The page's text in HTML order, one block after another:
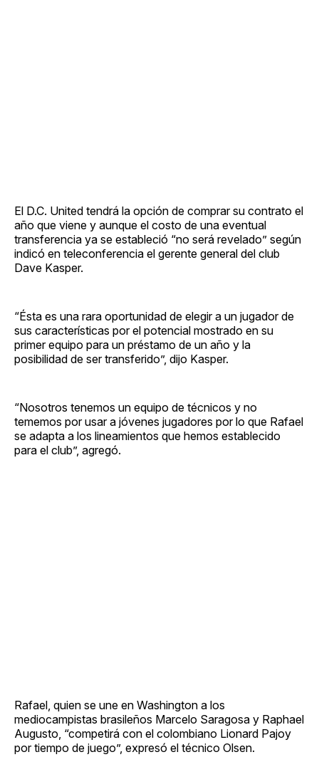
El D.C. United tendrá la opción de comprar su contrato el
año que viene y aunque el costo de una eventual
transferencia ya se estableció “no será revelado” según
indicó en teleconferencia el gerente general del club
Dave Kasper.
“Ésta es una rara oportunidad de elegir a un jugador de
sus características por el potencial mostrado en su
primer equipo para un préstamo de un año y la
posibilidad de ser transferido”, dijo Kasper.
“Nosotros tenemos un equipo de técnicos y no
tememos por usar a jóvenes jugadores por lo que Rafael
se adapta a los lineamientos que hemos establecido
para el club”, agregó.
Rafael, quien se une en Washington a los
mediocampistas brasileños Marcelo Saragosa y Raphael
Augusto, “competirá con el colombiano Lionard Pajoy
por tiempo de juego”, expresó el técnico Olsen.